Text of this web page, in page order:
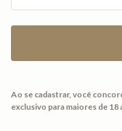
Ao se cadastrar, você
exclusivo para maiores de 18